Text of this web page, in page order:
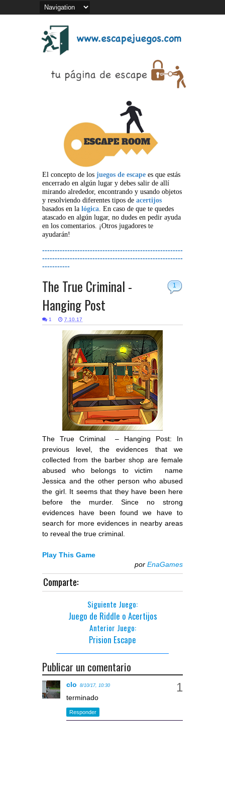
El concepto de los juegos de escape es que estás
encerrado en algún lugar y debes salir de allí
mirando alrededor, encontrando y usando objetos
y resolviendo diferentes tipos de acertijos
basados en la lógica. En caso de que te quedes
atascado en algún lugar, no dudes en pedir ayuda
en los comentarios. ¡Otros jugadores te
ayudarán!
--------------------------------------------------------
--------------------------------------------------------
-----------
1
The True Criminal -
Hanging Post
1 7.10.17
The True Criminal – Hanging Post: In
previous level, the evidences that we
collected from the barber shop are female
abused who belongs to victim name
Jessica and the other person who abused
the girl. It seems that they have been here
before the murder. Since no strong
evidences have been found we have to
search for more evidences in nearby areas
to reveal the true criminal.
Play This Game
por EnaGames
Comparte:
Siguiente Juego:
Juego de Riddle o Acertijos
Anterior Juego:
Prision Escape
Publicar un comentario
clo 8/10/17, 10:30
terminado
Responder